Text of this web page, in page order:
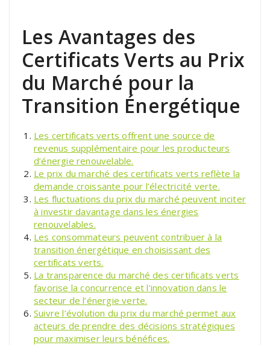
Les Avantages des
Certificats Verts au Prix
du Marché pour la
Transition Énergétique
Les certificats verts offrent une source de
revenus supplémentaire pour les producteurs
d’énergie renouvelable.
Le prix du marché des certificats verts reflète la
demande croissante pour l’électricité verte.
Les fluctuations du prix du marché peuvent inciter
à investir davantage dans les énergies
renouvelables.
Les consommateurs peuvent contribuer à la
transition énergétique en choisissant des
certificats verts.
La transparence du marché des certificats verts
favorise la concurrence et l’innovation dans le
secteur de l’énergie verte.
Suivre l’évolution du prix du marché permet aux
acteurs de prendre des décisions stratégiques
pour maximiser leurs bénéfices.